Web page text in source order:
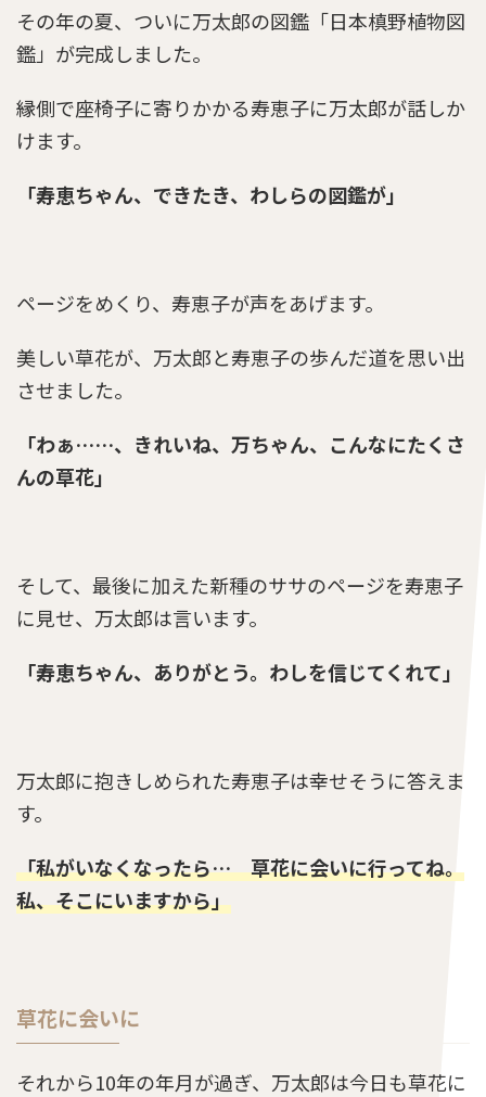
らんまん第9話あらすじとネタバレ感想「名教館
その年の夏、ついに万太郎の図鑑「日本槙野植物図
鑑」が完成しました。
縁側で座椅子に寄りかかる寿恵子に万太郎が話しか
けます。
「寿恵ちゃん、できたき、わしらの図鑑が」
ページをめくり、寿恵子が声をあげます。
美しい草花が、万太郎と寿恵子の歩んだ道を思い出
させました。
「わぁ……、きれいね、万ちゃん、こんなにたくさ
んの草花」
そして、最後に加えた新種のササのページを寿恵子
に見せ、万太郎は言います。
「寿恵ちゃん、ありがとう。わしを信じてくれて」
万太郎に抱きしめられた寿恵子は幸せそうに答えま
す。
「私がいなくなったら… 草花に会いに行ってね。
私、そこにいますから」
草花に会いに
それから10年の年月が過ぎ、万太郎は今日も草花に